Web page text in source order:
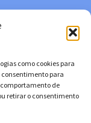
como cookies para
para
de
retirar o consentimento